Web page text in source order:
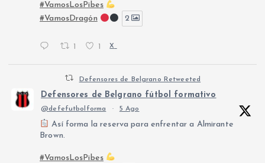
#VamosLosPibes
#VamosDragón
2
1 1 X
Defensores de Belgrano Retweeted
Defensores de Belgrano fútbol formativo
@defefutbolforma · 5 Ago
Así forma la reserva para enfrentar a Almirante
Brown.
#VamosLosPibes